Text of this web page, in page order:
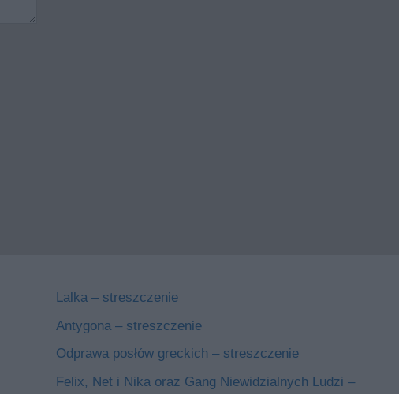
Lalka – streszczenie
Antygona – streszczenie
Odprawa posłów greckich – streszczenie
Felix, Net i Nika oraz Gang Niewidzialnych Ludzi –